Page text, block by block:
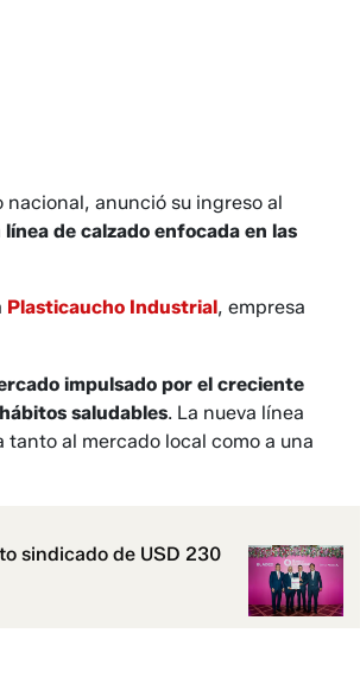
anunció su ingreso al
línea de calzado enfocada en las
Plasticaucho Industrial, empresa
impulsado por el creciente
saludables. La nueva línea
al mercado local como a una
sindicado de USD 230